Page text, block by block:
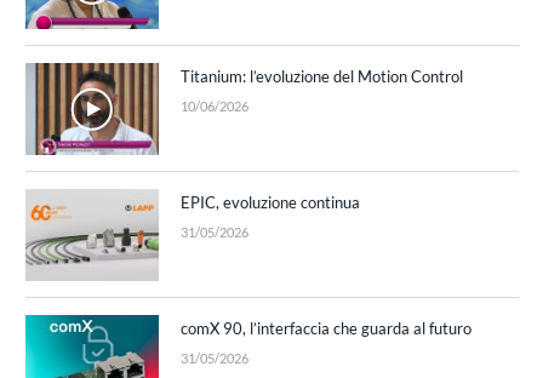
Titanium: l’evoluzione del Motion Control
10/06/2026
EPIC, evoluzione continua
31/05/2026
comX 90, l’interfaccia che guarda al futuro
31/05/2026